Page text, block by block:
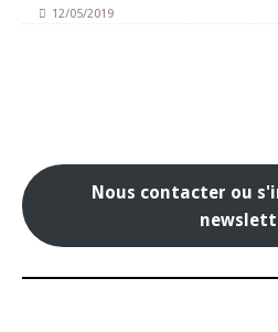
12/05/2019
Nous contacter ou